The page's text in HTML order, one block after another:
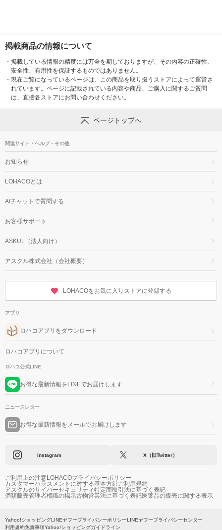
掲載商品の情報について
・ 掲載している情報の精度には万全を期しておりますが、その内容の正確性、
安全性、有用性を保証するものではありません。
・ 現在ご覧になっているページは、この商品を取り扱うストアによって運営さ
れています。ページに記載されている内容や商品、ご購入に関するご質問
は、直接各ストアにお問い合わせください。
ページトップへ
関連サイト・ヘルプ・その他
お知らせ
LOHACOとは
AIチャットで質問する
お客様サポート
ASKUL（法人向け）
アスクル株式会社（会社概要）
LOHACOをお気に入りストアに登録する
アプリ
ロハコアプリをダウンロード
ロハコアプリについて
ロハコ公式LINE
お得な最新情報をLINEでお届けします
ニュースレター
お得な最新情報をメールでお届けします
Instagram X（旧Twitter）
ご利用上の注意LOHACOプライバシーポリシー
カスタマーハラスメントに対する基本方針ご利用規約
アスクルのサイバーセキュリティ特定商取引法に基づく表記
酒類販売管理者標識の掲示古物営業法に基づく表記医薬品の販売に関する表示
Yahoo!ショッピングLINEヤフープライバシーポリシーLINEヤフープライバシーセンター
利用規約免責事項Yahoo!ショッピングガイドライン